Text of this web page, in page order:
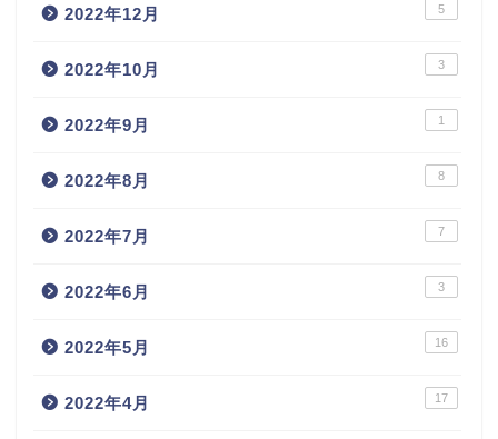
2022年12月 5
2022年10月 3
2022年9月 1
2022年8月 8
2022年7月 7
2022年6月 3
2022年5月 16
2022年4月 17